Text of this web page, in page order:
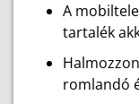
A
tartalék
romlandó